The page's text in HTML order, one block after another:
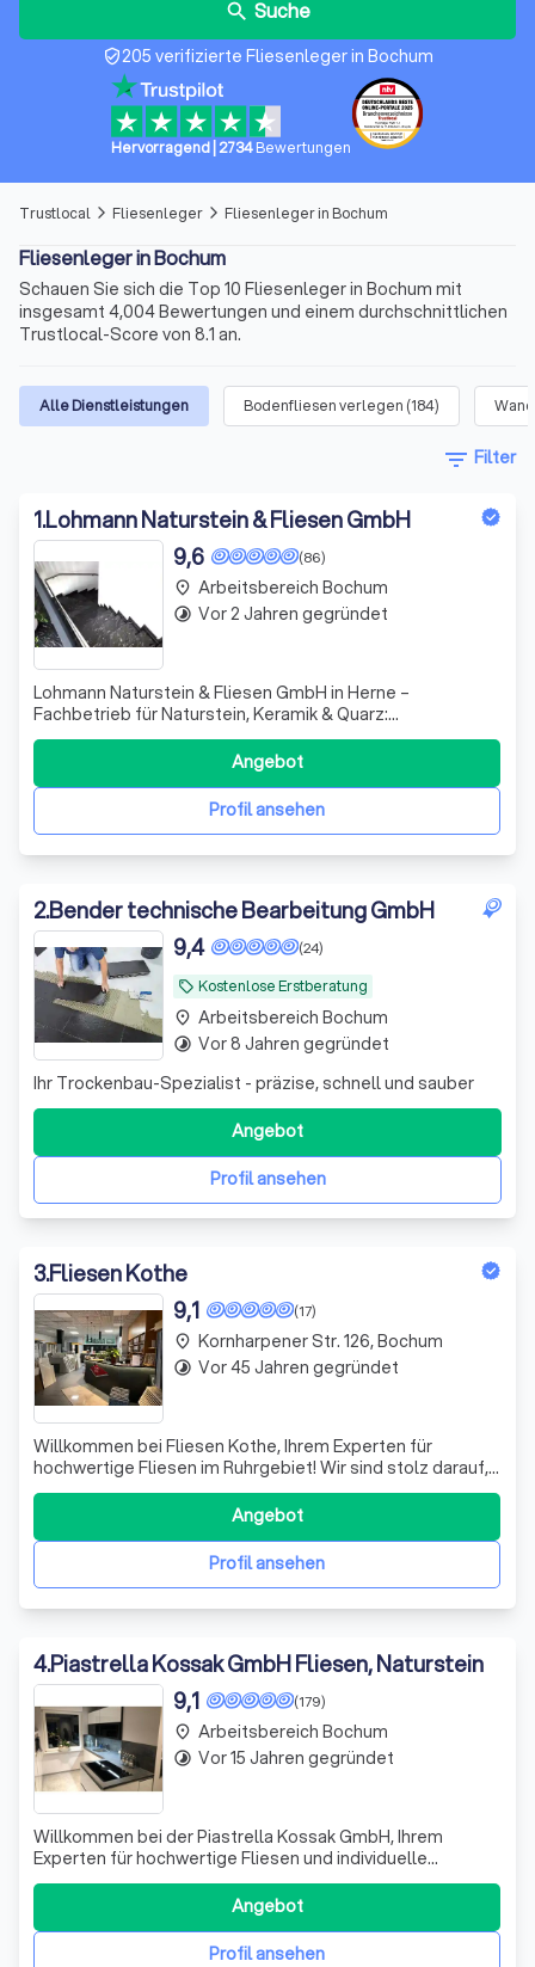
search Suche
verified_user205 verifizierte Fliesenleger in Bochum
Hervorragend 2734Bewertungen
Trustlocal arrow_forward_ios Fliesenleger arrow_forward_ios Fliesenleger in Bochum
Fliesenleger in Bochum
Schauen Sie sich die Top 10 Fliesenleger in Bochum mit
insgesamt 4,004 Bewertungen und einem durchschnittlichen
Trustlocal-Score von 8.1 an.
Alle Dienstleistungen Bodenfliesen verlegen (184)
filter_list Filter
1.Lohmann Naturstein & Fliesen GmbH
(86)
9,6
Lohmann Naturstein & Fliesen GmbH in Herne –
Fachbetrieb für Naturstein, Keramik & Quarz:
Küchenarbeitsplatten, Waschtische, Fliesen,
Fensterbänke & Treppen.
Profil ansehen
Angebot
place Arbeitsbereich Bochum
timelapse Vor 2 Jahren gegründet
2.Bender technische Bearbeitung GmbH
local_offer Kostenlose Erstberatung
(24)
9,4
Ihr Trockenbau-Spezialist - präzise, schnell und sauber
Profil ansehen
Angebot
place Arbeitsbereich Bochum
timelapse Vor 8 Jahren gegründet
3.Fliesen Kothe
(17)
9,1
Willkommen bei Fliesen Kothe, Ihrem Experten für
hochwertige Fliesen im Ruhrgebiet! Wir sind stolz darauf,
Ihnen eine beeindruckende Auswahl an Fliesen für jeden
Raum und Stil anzubieten. Ob modern, klassisch oder
rustikal – wir haben die perfekten Lösungen, um Ihre
Wohnträume zu verwirklichen. Unse
Profil ansehen
Angebot
place Kornharpener Str. 126, Bochum
timelapse Vor 45 Jahren gegründet
4.Piastrella Kossak GmbH Fliesen, Naturstein
(179)
9,1
Willkommen bei der Piastrella Kossak GmbH, Ihrem
Experten für hochwertige Fliesen und individuelle
Beratung! Seit unserer Gründung im Jahr 2011 setzen wir
uns leidenschaftlich dafür ein, Ihnen nicht nur erstklassige
Produkte, sondern auch eine umfassende, fachlich
qualifizierte Beratung zu bieten. W
Profil ansehen
Angebot
place Arbeitsbereich Bochum
timelapse Vor 15 Jahren gegründet